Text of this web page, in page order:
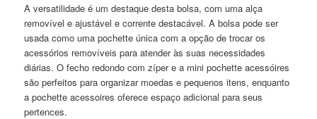
A versatilidade é um destaque desta bolsa, com uma alça
removível e ajustável e corrente destacável. A bolsa pode ser
usada como uma pochette única com a opção de trocar os
acessórios removíveis para atender às suas necessidades
diárias. O fecho redondo com zíper e a mini pochette acessóires
são perfeitos para organizar moedas e pequenos itens, enquanto
a pochette acessoires oferece espaço adicional para seus
pertences.